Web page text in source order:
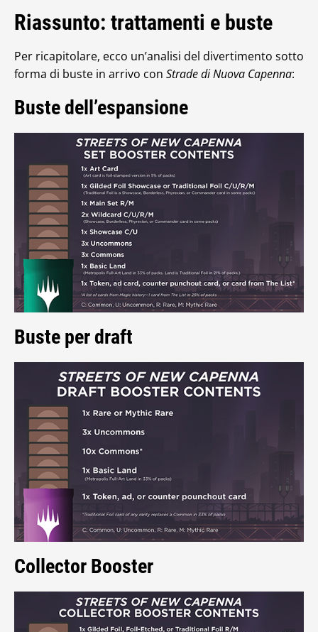
Riassunto: trattamenti e buste
Per ricapitolare, ecco un’analisi del divertimento sotto
forma di buste in arrivo con Strade di Nuova Capenna:
Buste dell’espansione
Buste per draft
Collector Booster